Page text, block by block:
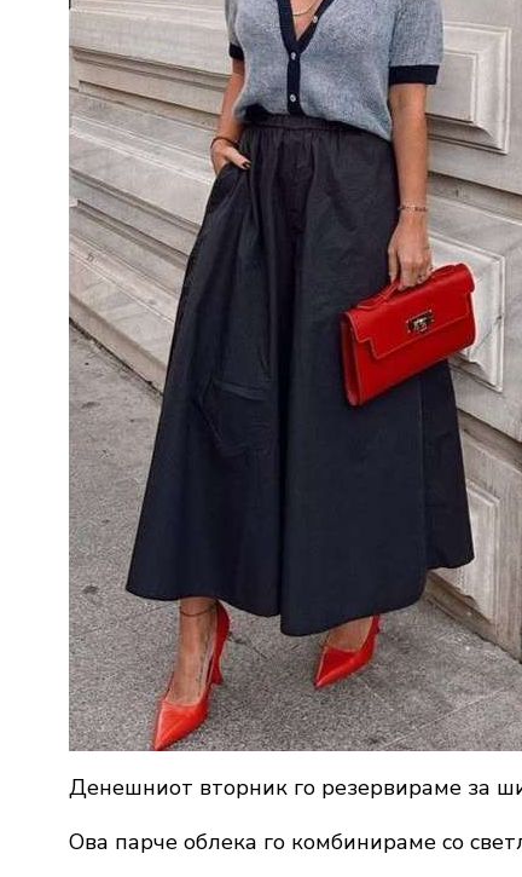
Денешниот вторник го резервираме за
Ова парче облека го комбинираме со